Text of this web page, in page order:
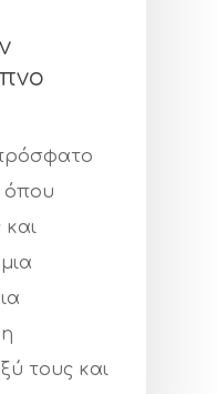
όπου
και
τους και